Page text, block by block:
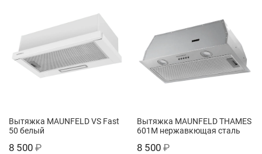
Вытяжка MAUNFELD VS Fast
50 белый
8 500 ₽
Вытяжка MAUNFELD THAMES
601M нержавкющая сталь
8 500 ₽